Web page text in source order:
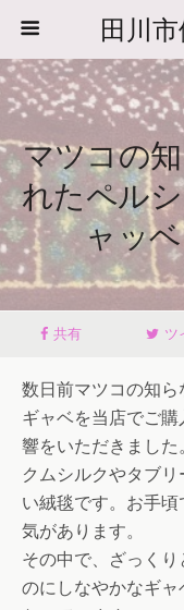
田川
マツコの
れたペル
ャッ
共有 ツ
数日前マツコの知
ギャベを当店でご
響をいただきました
クムシルクやタブ
い絨毯です。お手
気があります。
その中で、ざっく
のにしなやかなギ